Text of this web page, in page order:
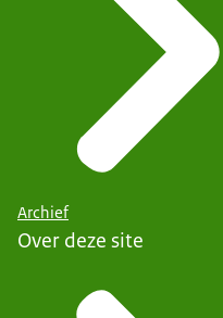
Archief
Over deze site